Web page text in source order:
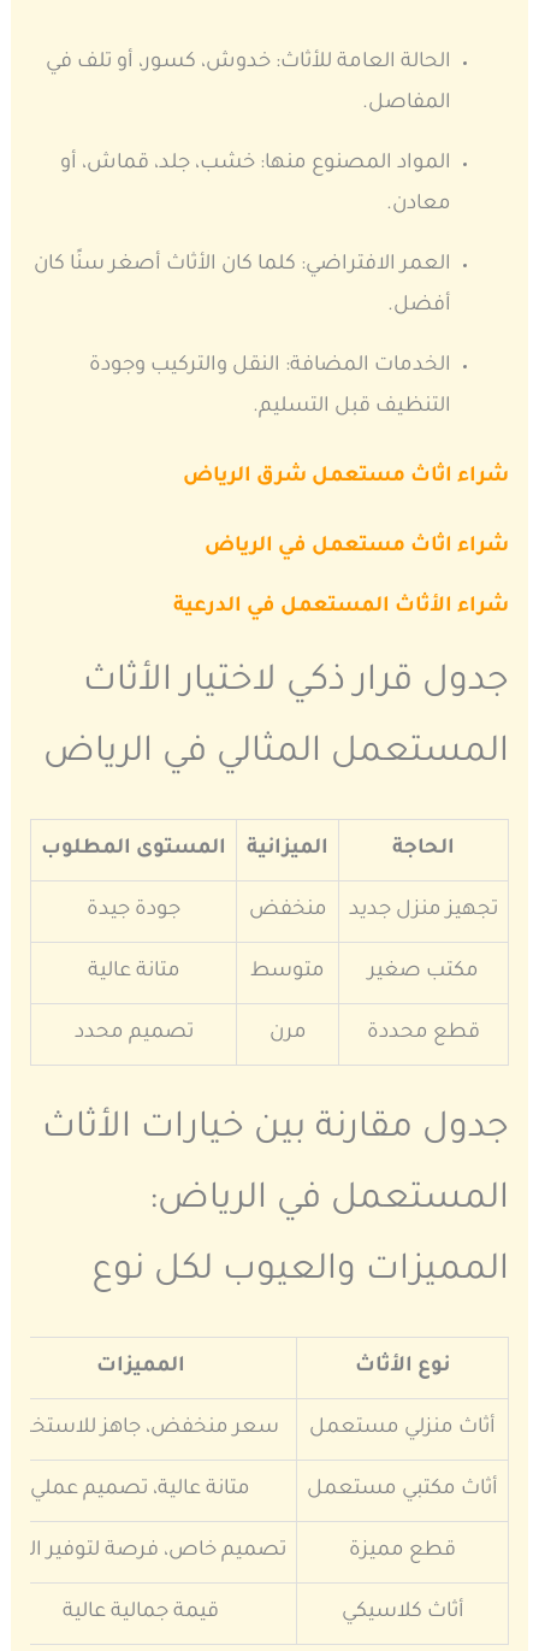
الحالة العامة للأثاث: خدوش، كسور، أو تلف في
المفاصل.
المواد المصنوع منها: خشب، جلد، قماش، أو
معادن.
العمر الافتراضي: كلما كان الأثاث أصغر سنًا كان
أفضل.
الخدمات المضافة: النقل والتركيب وجودة
التنظيف قبل التسليم.
شراء اثاث مستعمل شرق الرياض
شراء اثاث مستعمل في الرياض
شراء الأثاث المستعمل في الدرعية
جدول قرار ذكي لاختيار الأثاث
المستعمل المثالي في الرياض
الحاجة الميزانية المستوى المطلوب
تجهيز منزل جديد منخفض جودة جيدة
مكتب صغير متوسط متانة عالية
قطع محددة مرن تصميم محدد
جدول مقارنة بين خيارات الأثاث
المستعمل في الرياض:
المميزات والعيوب لكل نوع
نوع الأثاث المميزات
أثاث منزلي مستعمل سعر منخفض، جاهز للاستخدام
أثاث مكتبي مستعمل متانة عالية، تصميم عملي
قطع مميزة تصميم خاص، فرصة لتوفير
أثاث كلاسيكي قيمة جمالية عالية